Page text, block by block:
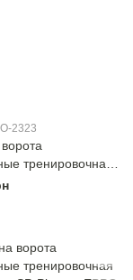
2323
тренировочная
SP-Planeta ЕВРО
2323 2,6х7,5м